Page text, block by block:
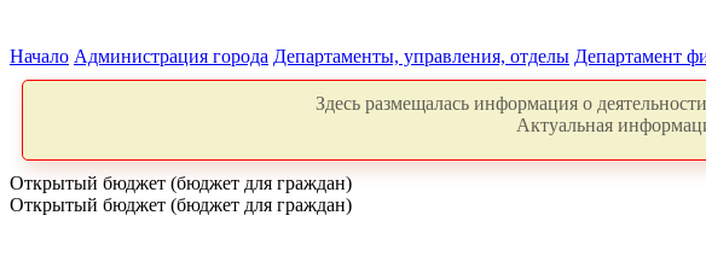
Начало Администрация города Департаменты, управления, отделы Департамент
Здесь размещалась информация о
Актуальная
Открытый бюджет (бюджет для граждан)
Открытый бюджет (бюджет для граждан)